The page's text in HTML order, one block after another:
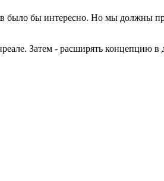
было бы интересно. Но мы должны
Затем - расширять концепцию в